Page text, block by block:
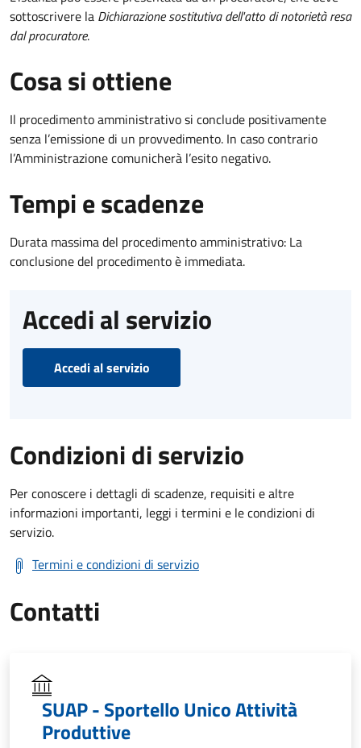
sottoscrivere la Dichiarazione sostitutiva dell'atto di notorietà resa
dal procuratore.
Cosa si ottiene
Il procedimento amministrativo si conclude positivamente
senza l’emissione di un provvedimento. In caso contrario
l’Amministrazione comunicherà l’esito negativo.
Tempi e scadenze
Durata massima del procedimento amministrativo: La
conclusione del procedimento è immediata.
Accedi al servizio
Accedi al servizio
Condizioni di servizio
Per conoscere i dettagli di scadenze, requisiti e altre
informazioni importanti, leggi i termini e le condizioni di
servizio.
Termini e condizioni di servizio
Contatti
SUAP - Sportello Unico Attività
Produttive